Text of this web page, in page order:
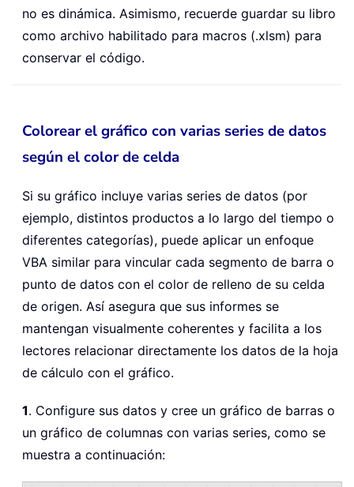
no es dinámica. Asimismo, recuerde guardar su libro
como archivo habilitado para macros (.xlsm) para
conservar el código.
Colorear el gráfico con varias series de datos
según el color de celda
Si su gráfico incluye varias series de datos (por
ejemplo, distintos productos a lo largo del tiempo o
diferentes categorías), puede aplicar un enfoque
VBA similar para vincular cada segmento de barra o
punto de datos con el color de relleno de su celda
de origen. Así asegura que sus informes se
mantengan visualmente coherentes y facilita a los
lectores relacionar directamente los datos de la hoja
de cálculo con el gráfico.
1. Configure sus datos y cree un gráfico de barras o
un gráfico de columnas con varias series, como se
muestra a continuación: